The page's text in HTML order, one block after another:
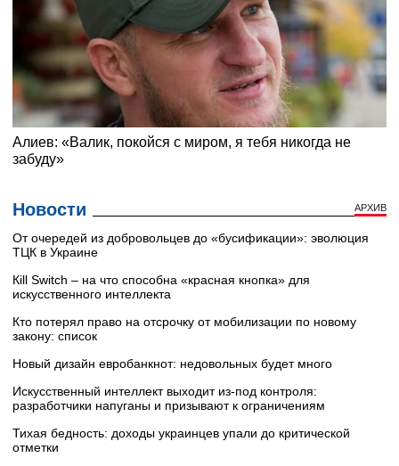
Новости АРХИВ
От очередей из добровольцев до «бусификации»: эволюция
ТЦК в Украине
Кill Switch – на что способна «красная кнопка» для
искусственного интеллекта
Кто потерял право на отсрочку от мобилизации по новому
закону: список
Новый дизайн евробанкнот: недовольных будет много
Искусственный интеллект выходит из-под контроля:
разработчики напуганы и призывают к ограничениям
Тихая бедность: доходы украинцев упали до критической
отметки